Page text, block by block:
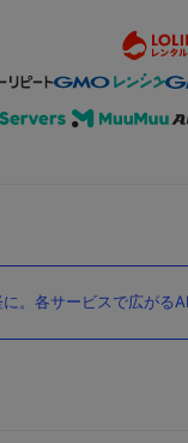
。各サービスで広がる